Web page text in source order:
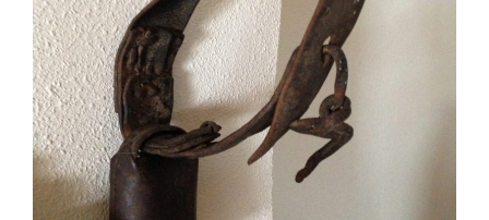
Upplevelse
För att vår
hemsida ska
prestera så
bra som
möjligt
under ditt
besök. Om